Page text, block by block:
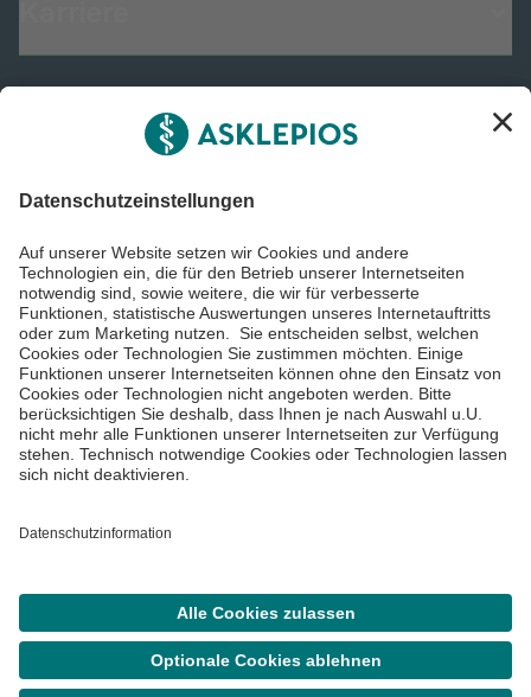
Informiert bleiben
Impressum
Datenschutzinformationen
Barrierefreiheit
©Asklepios Kliniken GmbH & Co. KGaA 2026